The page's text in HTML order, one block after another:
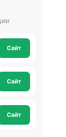
Сайт
Сайт
Сайт